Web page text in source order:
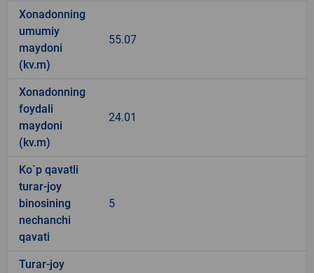
Xonadonning
umumiy
maydoni
(kv.m)
55.07
Xonadonning
foydali
maydoni
(kv.m)
24.01
Ko`p qavatli
turar-joy
binosining
nechanchi
qavati
5
Turar-joy